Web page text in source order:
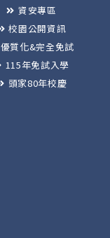
資安專區
校園公開資訊
優質化&完全免試
115年免試入學
頭家80年校慶